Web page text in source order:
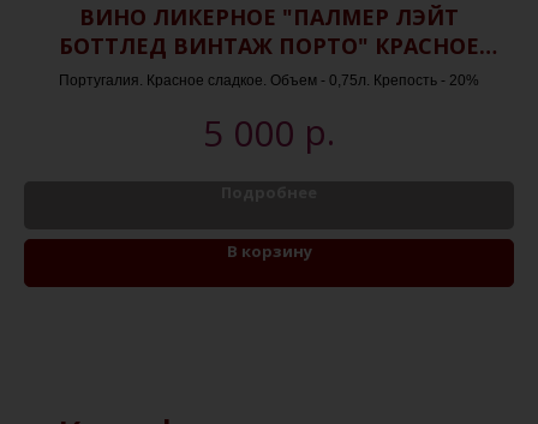
ВИНО ЛИКЕРНОЕ "ПАЛМЕР ЛЭЙТ
БОТТЛЕД ВИНТАЖ ПОРТО" КРАСНОЕ
СЛАДКОЕ
Португалия. Красное сладкое. Объем - 0,75л. Крепость - 20%
5 000 р.
В корзину